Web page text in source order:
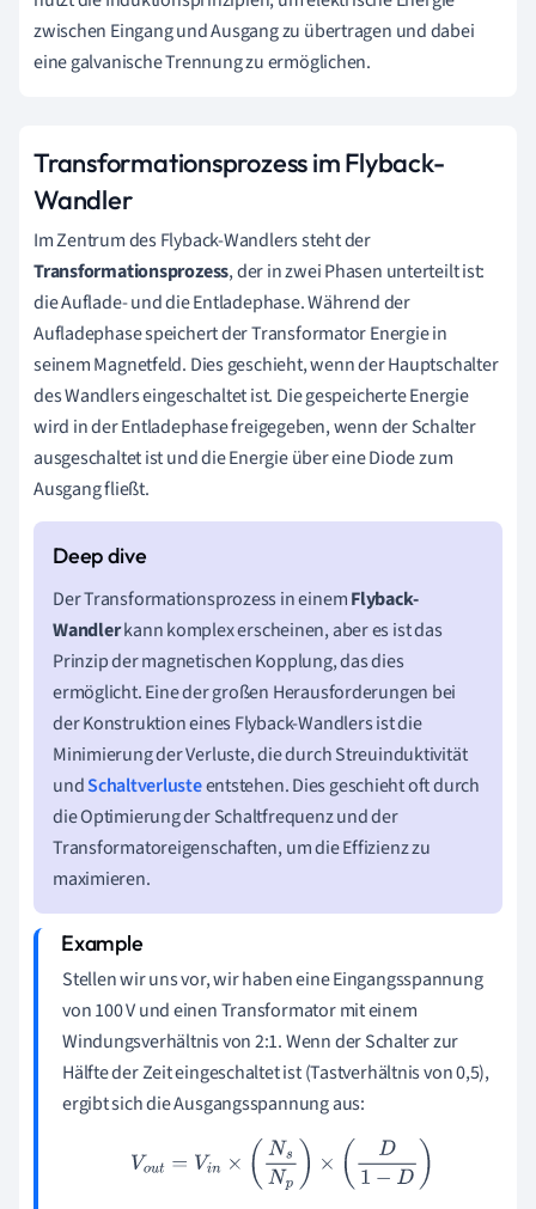
zwischen Eingang und Ausgang zu übertragen und dabei
eine galvanische Trennung zu ermöglichen.
Transformationsprozess im Flyback-
Wandler
Im Zentrum des Flyback-Wandlers steht der
Transformationsprozess, der in zwei Phasen unterteilt ist:
die Auflade- und die Entladephase. Während der
Aufladephase speichert der Transformator Energie in
seinem Magnetfeld. Dies geschieht, wenn der Hauptschalter
des Wandlers eingeschaltet ist. Die gespeicherte Energie
wird in der Entladephase freigegeben, wenn der Schalter
ausgeschaltet ist und die Energie über eine Diode zum
Ausgang fließt.
Der Transformationsprozess in einemFlyback-
Wandlerkann komplex erscheinen, aber es ist das
Prinzip der magnetischen Kopplung, das dies
ermöglicht. Eine der großen Herausforderungen bei
der Konstruktion eines Flyback-Wandlers ist die
Minimierung der Verluste, die durch Streuinduktivität
undSchaltverlusteentstehen. Dies geschieht oft durch
die Optimierung der Schaltfrequenz und der
Transformatoreigenschaften, um die Effizienz zu
maximieren.
Stellen wir uns vor, wir haben eine Eingangsspannung
von 100 V und einen Transformator mit einem
Windungsverhältnis von 2:1. Wenn der Schalter zur
Hälfte der Zeit eingeschaltet ist (Tastverhältnis von 0,5),
ergibt sich die Ausgangsspannung aus:
V ou =Vi n× (NsN p ×(D 1 )